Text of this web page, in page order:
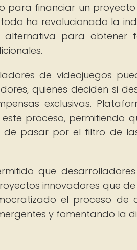
financiar un proyecto
ha revolucionado la
para obtener
de videojuegos
quienes deciden si
exclusivas.
proceso, permitiendo
de pasar por el filtro de
que
innovadores que
el proceso de
y fomentando la